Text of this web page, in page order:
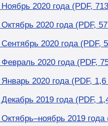
2020 года (PDF,
2020 года (PDF,
2020 года (PDF,
2020 года (PDF,
2020 года (PDF,
2019 года (PDF,
2019